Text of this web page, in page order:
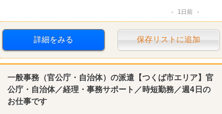
1日前
詳細をみる 保存リストに追加
一般事務（官公庁・自治体）の派遣【つくば市エリア】官
公庁・自治体／経理 ・事務サポート／時短勤務／週4日の
お仕事です